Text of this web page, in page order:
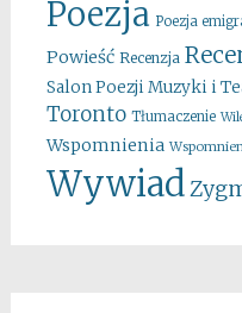
Poezja Poezja
Powieść Recenzja
Salon Poezji Muzyki i
Toronto Tłumaczenie
Wspomnienia
Wywiad